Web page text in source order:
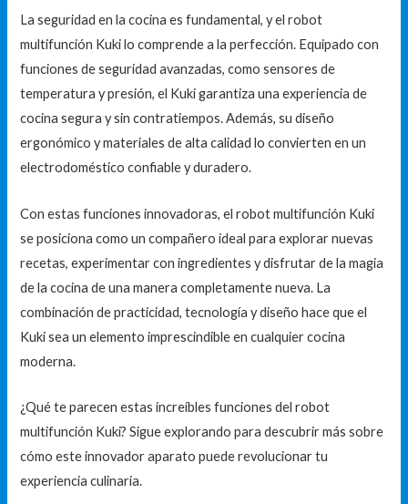
La seguridad en la cocina es fundamental, y el robot
multifunción Kuki lo comprende a la perfección. Equipado con
funciones de seguridad avanzadas, como sensores de
temperatura y presión, el Kuki garantiza una experiencia de
cocina segura y sin contratiempos. Además, su diseño
ergonómico y materiales de alta calidad lo convierten en un
electrodoméstico confiable y duradero.
Con estas funciones innovadoras, el robot multifunción Kuki
se posiciona como un compañero ideal para explorar nuevas
recetas, experimentar con ingredientes y disfrutar de la magia
de la cocina de una manera completamente nueva. La
combinación de practicidad, tecnología y diseño hace que el
Kuki sea un elemento imprescindible en cualquier cocina
moderna.
¿Qué te parecen estas increíbles funciones del robot
multifunción Kuki? Sigue explorando para descubrir más sobre
cómo este innovador aparato puede revolucionar tu
experiencia culinaria.